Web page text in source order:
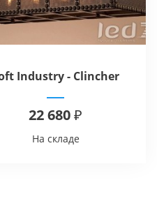
Industry - Clincher
22 680 ₽
На складе